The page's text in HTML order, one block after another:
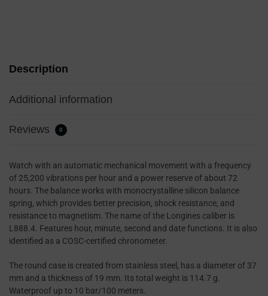
Description
Additional information
Reviews 0
Watch with an automatic mechanical movement with a frequency
of 25,200 vibrations per hour and a power reserve of about 72
hours. The balance works with monocrystalline silicon balance
spring, which provides better precision, shock resistance, and
resistance to magnetism. The name of the Longines caliber is
L888.4. Features hour, minute, second and date functions. It is also
identified as a COSC-certified chronometer.
The round case is created from stainless steel, has a diameter of 37
mm and a thickness of 19 mm. Its total weight is 114.7 g.
Waterproof up to 10 bar/100 meters.